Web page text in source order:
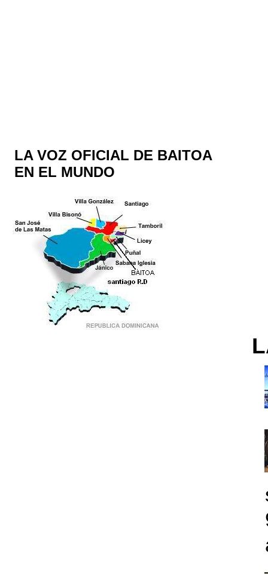
LA VOZ OFICIAL DE BAITOA
EN EL MUNDO